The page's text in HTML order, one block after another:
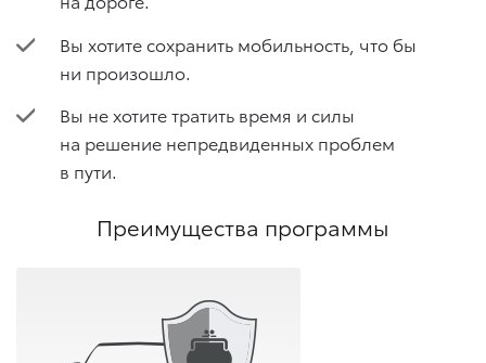
Вы хотите сохранить мобильность, что бы
ни произошло.
Вы не хотите тратить время и силы
на решение непредвиденных проблем
в пути.
Преимущества программы